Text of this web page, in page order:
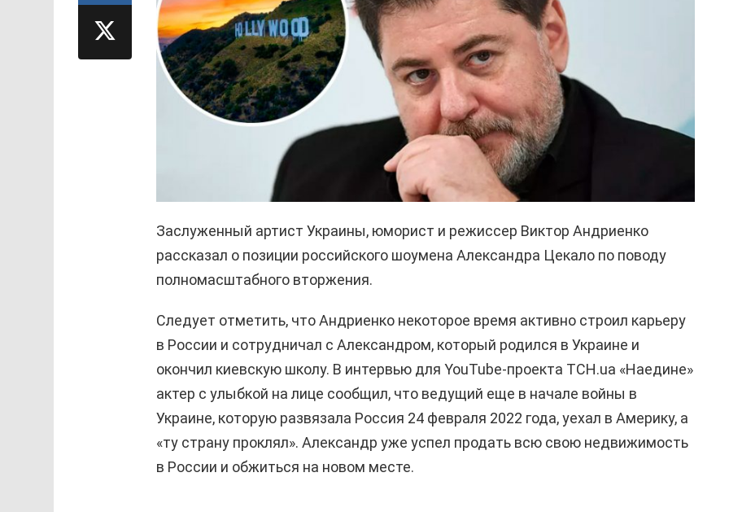
Заслуженный артист Украины, юморист и режиссер Виктор Андриенко
рассказал о позиции российского шоумена Александра Цекало по поводу
полномасштабного вторжения.
Следует отметить, что Андриенко некоторое время активно строил карьеру
в России и сотрудничал с Александром, который родился в Украине и
окончил киевскую школу. В интервью для YouTube-проекта ТСН.ua «Наедине»
актер с улыбкой на лице сообщил, что ведущий еще в начале войны в
Украине, которую развязала Россия 24 февраля 2022 года, уехал в Америку, а
«ту страну проклял». Александр уже успел продать всю свою недвижимость
в России и обжиться на новом месте.